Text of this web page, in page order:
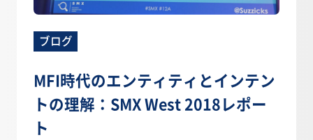
ブログ
MFI時代のエンティティとインテン
トの理解：SMX West 2018レポー
ト